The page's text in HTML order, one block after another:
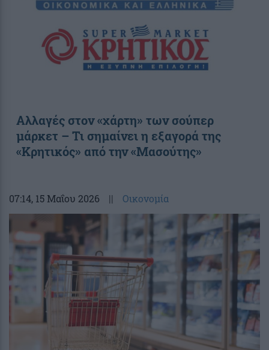
Αλλαγές στον «χάρτη» των σούπερ
μάρκετ – Τι σημαίνει η εξαγορά της
«Κρητικός» από την «Μασούτης»
07:14, 15 Μαΐου 2026 || Οικονομία